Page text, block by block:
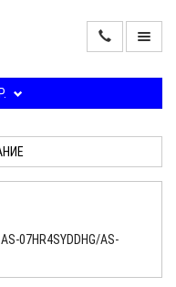
07HR4SYDDHG/AS-